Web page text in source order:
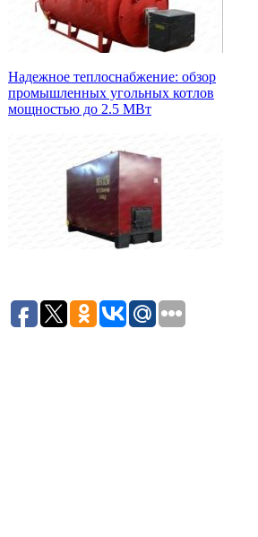
Надежное теплоснабжение: обзор
промышленных угольных котлов
мощностью до 2.5 МВт